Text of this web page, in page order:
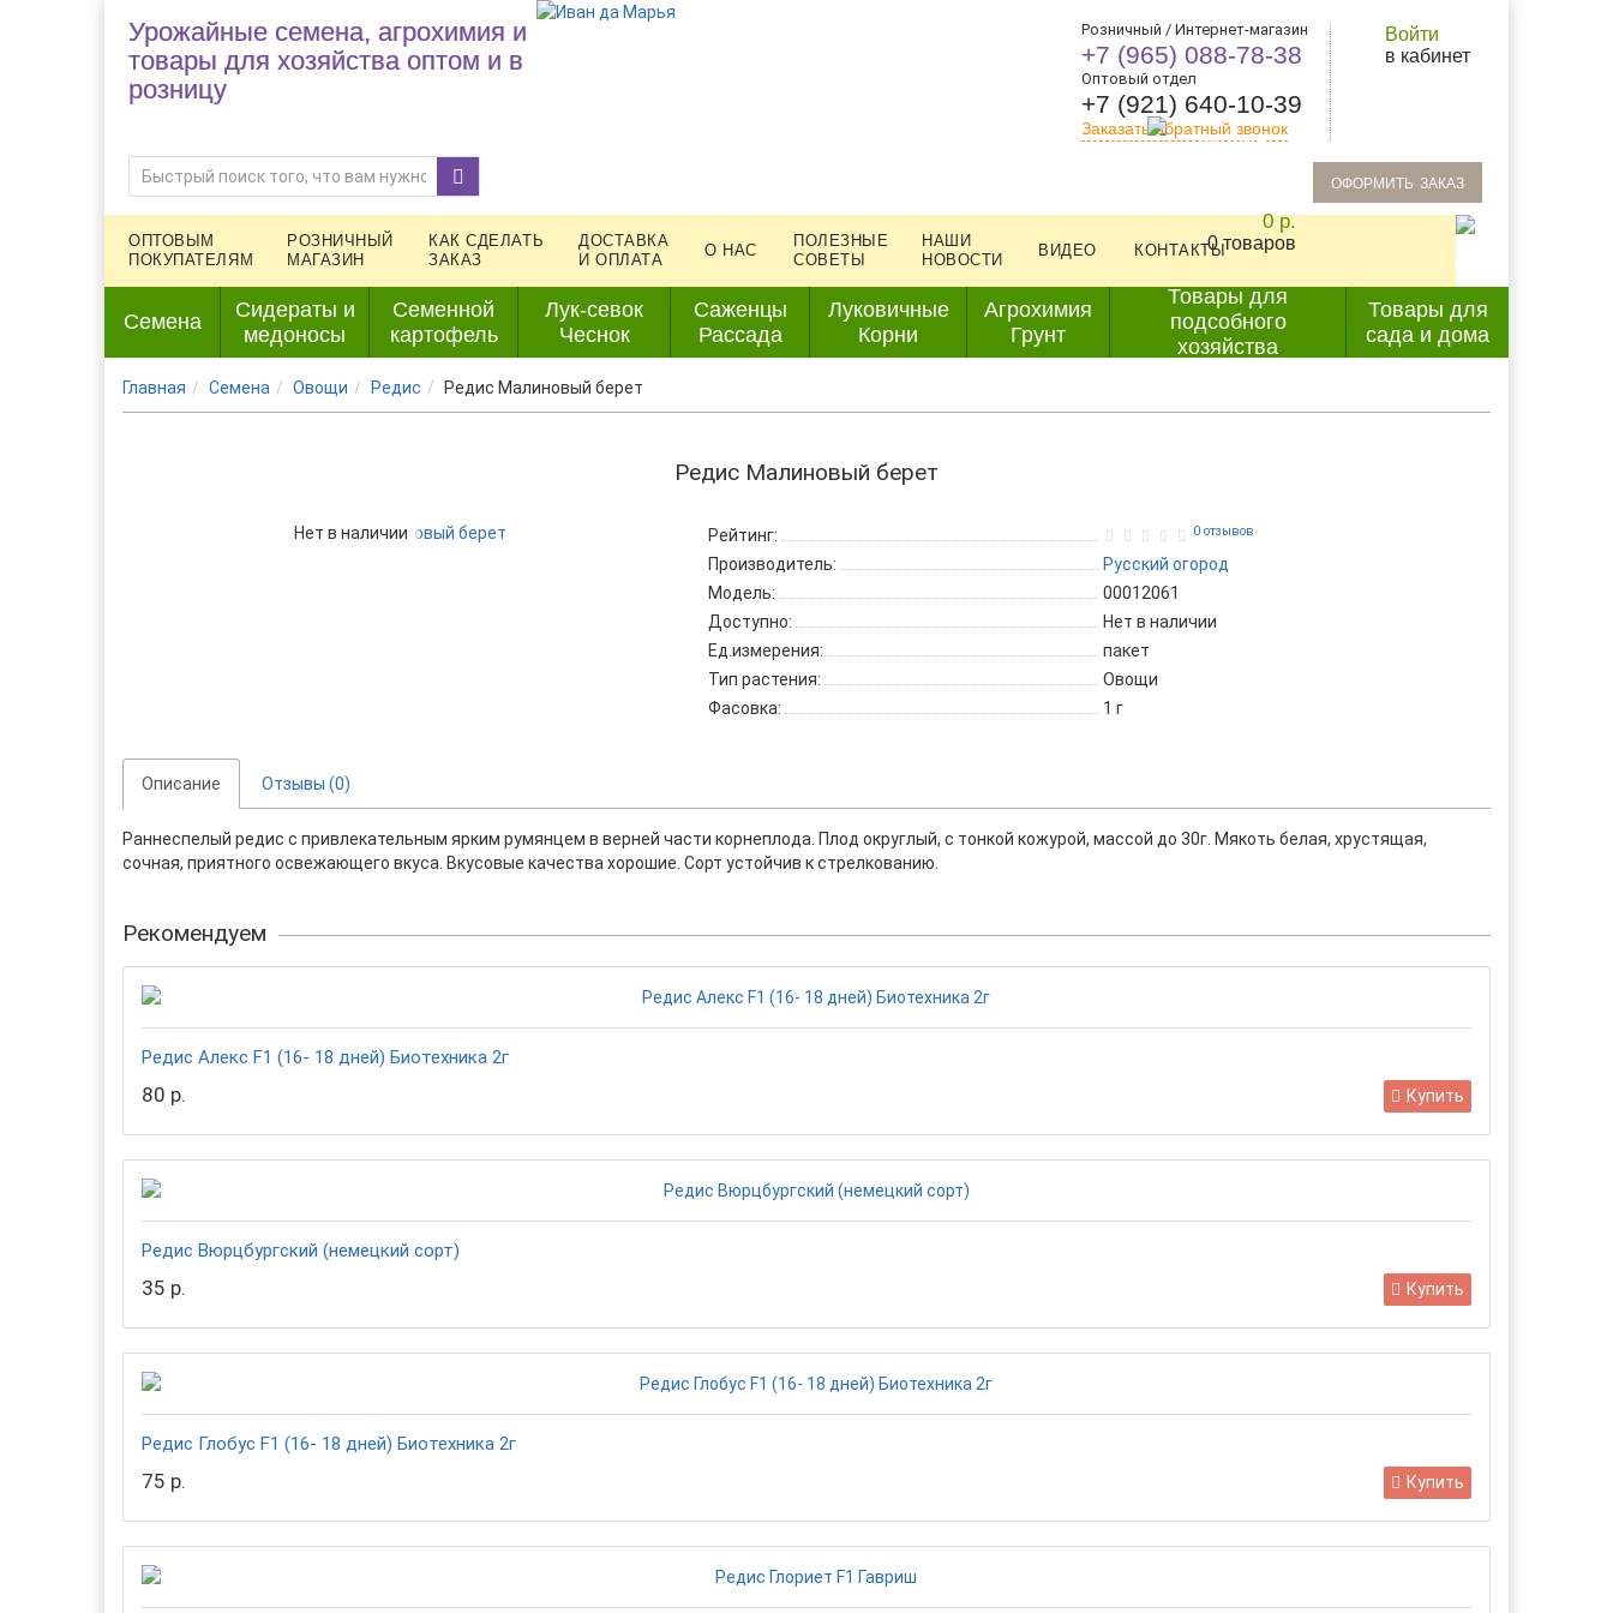
Урожайные семена, агрохимия и
товары для хозяйства оптом и в
розницу
Розничный / Интернет-магазин
+7 (965) 088-78-38
Оптовый отдел
+7 (921) 640-10-39
Заказать обратный звонок
Войти
в кабинет
0 р.
0 товаров
oформить заказ
ОПТОВЫМ
ПОКУПАТЕЛЯМ
РОЗНИЧНЫЙ
МАГАЗИН
КАК СДЕЛАТЬ
ЗАКАЗ
ДОСТАВКА
И ОПЛАТА
О НАС
ПОЛЕЗНЫЕ
СОВЕТЫ
НАШИ
НОВОСТИ
ВИДЕО КОНТАКТЫ
Семена
Сидераты и
медоносы
Семенной
картофель
Лук-севок
Чеснок
Саженцы
Рассада
Луковичные
Корни
Агрохимия
Грунт
Товары для
подсобного
хозяйства
Товары для
сада и дома
Главная Семена Овощи Редис Редис Малиновый берет
Редис Малиновый берет
Нет в наличии Рейтинг: 0 отзывов
Производитель:
Русский огород
Модель:
00012061
Доступно:
Нет в наличии
Ед.измерения:
пакет
Тип растения:
Овощи
Фасовка:
1 г
Описание Отзывы (0)
Раннеспелый редис с привлекательным ярким румянцем в верней части корнеплода. Плод округлый, с тонкой кожурой, массой до 30г. Мякоть белая, хрустящая,
сочная, приятного освежающего вкуса. Вкусовые качества хорошие. Сорт устойчив к стрелкованию.
Рекомендуем
Редис Алекс F1 (16- 18 дней) Биотехника 2г
80 р. Купить
Редис Вюрцбургский (немецкий сорт)
35 р. Купить
Редис Глобус F1 (16- 18 дней) Биотехника 2г
75 р. Купить